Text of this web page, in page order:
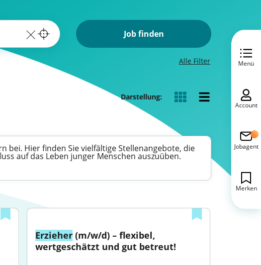
Job finden
Alle Filter
Darstellung:
bei. Hier finden Sie vielfältige Stellenangebote, die
auf das Leben junger Menschen auszuüben.
Erzieher (m/w/d) – flexibel,
wertgeschätzt und gut betreut!
Menü
Account
Jobagent
Merken